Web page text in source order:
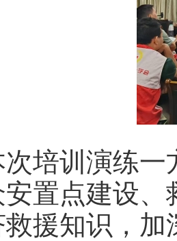
训演练一
安置点建设
援知识，